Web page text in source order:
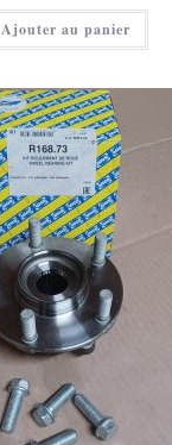
100,00 €.
actuel
est :
60,00 €.
Ajouter au panier